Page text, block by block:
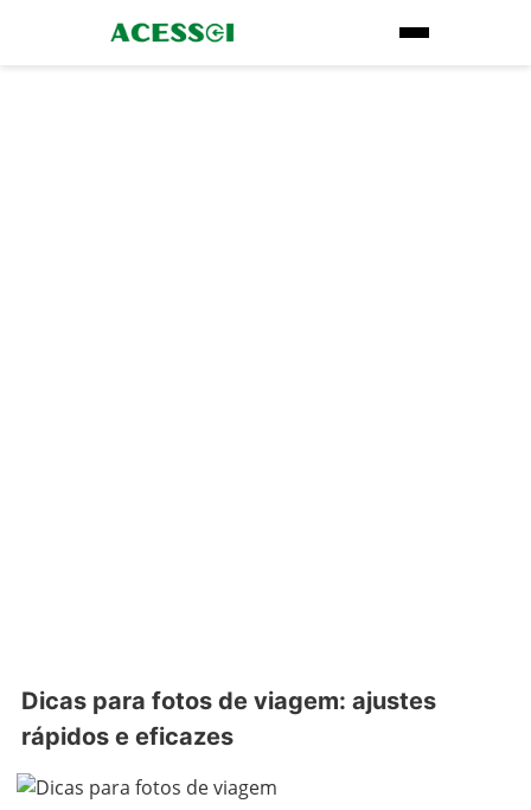
Dicas para fotos de viagem: ajustes
rápidos e eficazes